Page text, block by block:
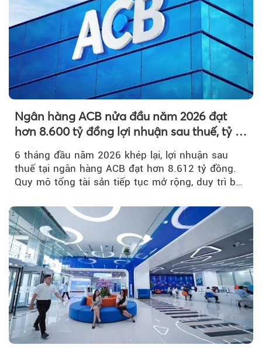
Ngân hàng ACB nửa đầu năm 2026 đạt
hơn 8.600 tỷ đồng lợi nhuận sau thuế, tỷ lệ
6 tháng đầu năm 2026 khép lại, lợi nhuận sau
thuế tại ngân hàng ACB đạt hơn 8.612 tỷ đồng.
Quy mô tổng tài sản tiếp tục mở rộng, duy trì bộ